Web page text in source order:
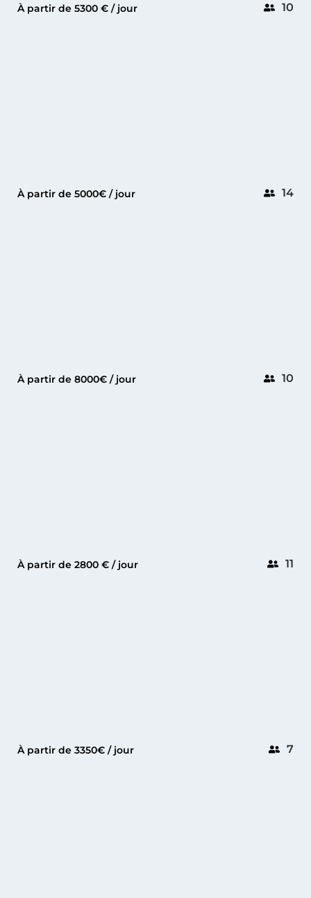
À partir de 5300 € / jour 10
PERSHING 64 CANNES
À partir de 5000€ / jour 14
LAMBORGHINI 63
À partir de 8000€ / jour 10
GT 41Juan-les-Pins
À partir de 2800 € / jour 11
SOLARIS 40GOLFE-JUAN
À partir de 3350€ / jour 7
WAJER 55 SCANNES